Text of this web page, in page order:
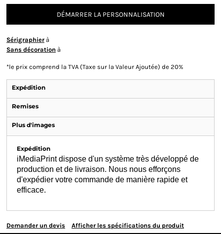
DÉMARRER LA PERSONNALISATION
Sérigraphier à
Sans décoration à
*le prix comprend la TVA (Taxe sur la Valeur Ajoutée) de 20%
Expédition
Remises
Plus d'images
Expédition
iMediaPrint dispose d'un système très développé de
production et de livraison. Nous nous efforçons
d'expédier votre commande de manière rapide et
efficace.
Demander un devis Afficher les spécifications du produit